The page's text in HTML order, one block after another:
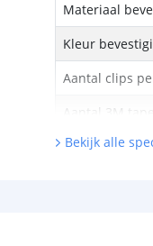
Materiaal
Kleur
Aantal clips
Aantal 3M
Bekijk alle